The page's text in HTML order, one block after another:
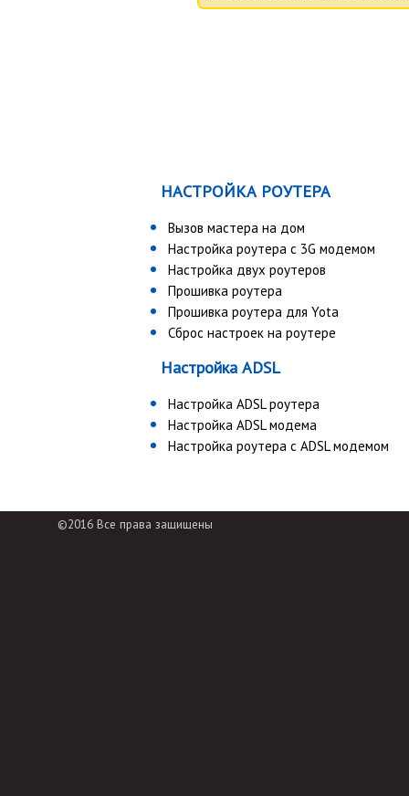
НАСТРОЙКА РОУТЕРА
Вызов мастера на дом
Настройка роутера с 3G модемом
Настройка двух роутеров
Прошивка роутера
Прошивка роутера для Yota
Сброс настроек на роутере
Настройка ADSL
Настройка ADSL роутера
Настройка ADSL модема
Настройка роутера с ADSL модемом
©2016 Все права защищены